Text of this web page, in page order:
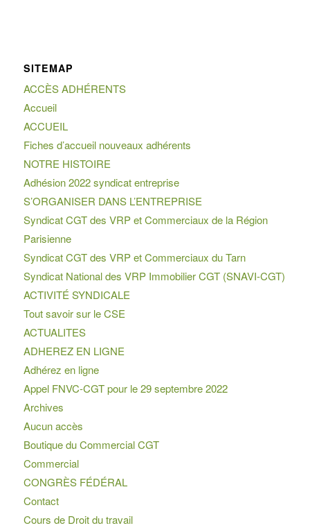
SITEMAP
ACCÈS ADHÉRENTS
Accueil
ACCUEIL
Fiches d’accueil nouveaux adhérents
NOTRE HISTOIRE
Adhésion 2022 syndicat entreprise
S’ORGANISER DANS L’ENTREPRISE
Syndicat CGT des VRP et Commerciaux de la Région
Parisienne
Syndicat CGT des VRP et Commerciaux du Tarn
Syndicat National des VRP Immobilier CGT (SNAVI-CGT)
ACTIVITÉ SYNDICALE
Tout savoir sur le CSE
ACTUALITES
ADHEREZ EN LIGNE
Adhérez en ligne
Appel FNVC-CGT pour le 29 septembre 2022
Archives
Aucun accès
Boutique du Commercial CGT
Commercial
CONGRÈS FÉDÉRAL
Contact
Cours de Droit du travail